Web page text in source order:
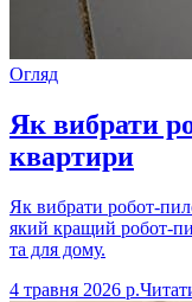
Огляд
Як вибрати
квартири
Як вибрати робот-
який кращий робот-
та для дому.
4 травня 2026 р.